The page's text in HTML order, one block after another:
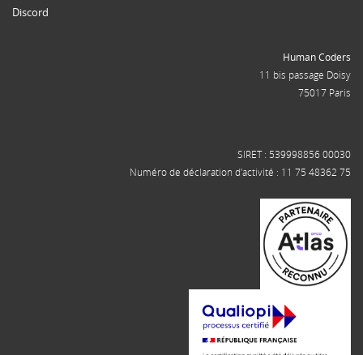
Discord
Human Coders
11 bis passage Doisy
75017 Paris
SIRET : 539998856 00030
Numéro de déclaration d'activité : 11 75 48362 75